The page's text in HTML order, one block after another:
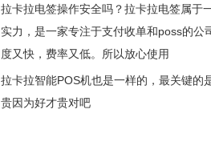
拉卡拉电签操作安全吗？拉卡拉电签属于
实力，是一家专注于支付收单和poss的
度又快，费率又低。所以放心使用
拉卡拉智能POS机也是一样的，最关键的
贵因为好才贵对吧